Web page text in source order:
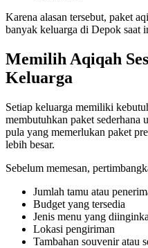
Karena alasan tersebut, paket
banyak keluarga di Depok saat
Memilih Aqiqah
Keluarga
Setiap keluarga memiliki
membutuhkan paket sederhana
pula yang memerlukan paket
lebih besar.
Sebelum memesan,
Jumlah tamu atau
Budget yang tersedia
Jenis menu yang
Lokasi pengiriman
Tambahan souvenir atau